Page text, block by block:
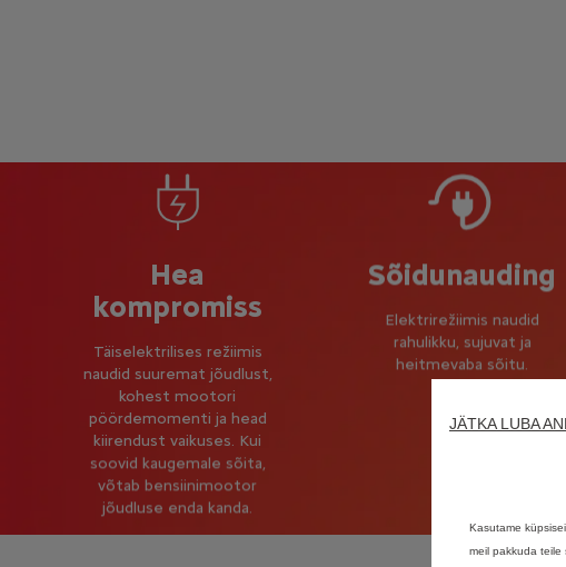
Hea
kompromiss
Täiselektrilises režiimis
naudid suuremat jõudlust,
kohest mootori
pöördemomenti ja head
kiirendust vaikuses. Kui
soovid kaugemale sõita,
võtab bensiinimootor
jõudluse enda kanda.
Sõidunauding
Elektrirežiimis naudid
rahulikku, sujuvat ja
heitmevaba sõitu.
JÄTKA LUBA
Kasutame
meil pakkuda teile